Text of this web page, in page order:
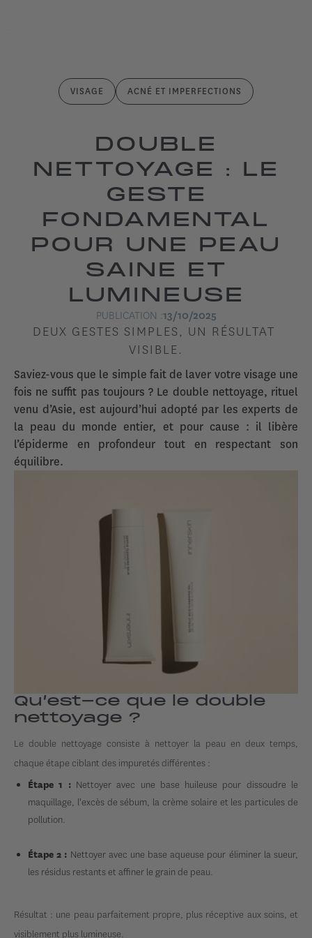
VISAGE ACNÉ ET IMPERFECTIONS
DOUBLE
NETTOYAGE : LE
GESTE
FONDAMENTAL
POUR UNE PEAU
SAINE ET
LUMINEUSE
PUBLICATION :13/10/2025
DEUX GESTES SIMPLES, UN RÉSULTAT
VISIBLE.
Saviez-vous que le simple fait de laver votre visage une
fois ne suffit pas toujours ? Le double nettoyage, rituel
venu d’Asie, est aujourd’hui adopté par les experts de
la peau du monde entier, et pour cause : il libère
l’épiderme en profondeur tout en respectant son
équilibre.
Qu’est-ce que le double
nettoyage ?
Le double nettoyage consiste à nettoyer la peau en deux temps,
chaque étape ciblant des impuretés différentes :
Étape 1 :Nettoyer avec une base huileuse pour dissoudre le
maquillage, l'excès de sébum, la crème solaire et les particules de
pollution.
Étape 2 : Nettoyer avec une base aqueuse pour éliminer la sueur,
les résidus restants et affiner le grain de peau.
Résultat : une peau parfaitement propre, plus réceptive aux soins, et
visiblement plus lumineuse.